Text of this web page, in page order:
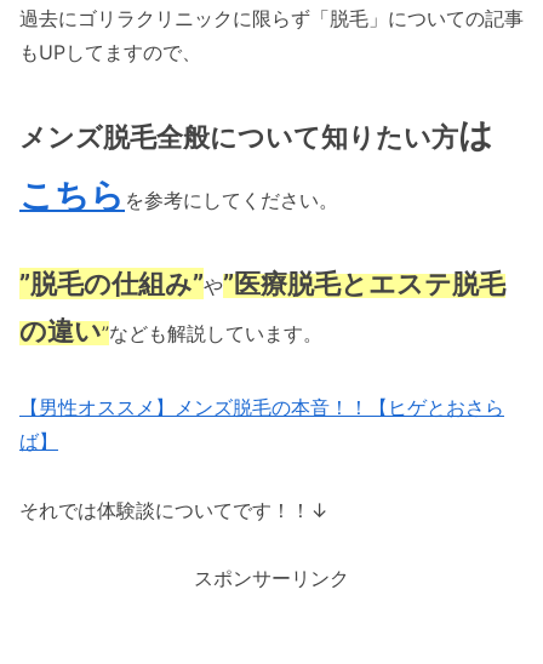
過去にゴリラクリニックに限らず「脱毛」についての記事
もUPしてますので、
メンズ脱毛全般について知りたい方は
こちら を参考にしてください。
”脱毛の仕組み”や”医療脱毛とエステ脱毛
の違い”なども解説しています。
【男性オススメ】メンズ脱毛の本音！！【ヒゲとおさら
ば】
それでは体験談についてです！！↓
スポンサーリンク